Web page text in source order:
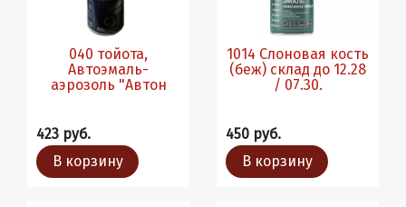
040 тойота,
Автоэмаль-
аэрозоль "Автон
423 руб.
В корзину
1014 Слоновая кость
(беж) склад до 12.28
/ 07.30.
450 руб.
В корзину